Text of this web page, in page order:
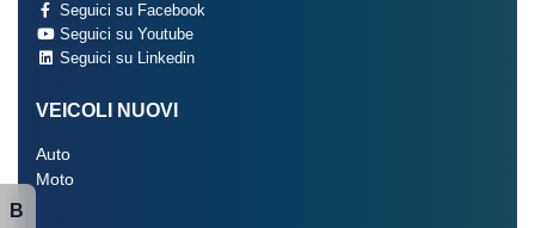
Seguici su Facebook
Seguici su Youtube
Seguici su Linkedin
VEICOLI NUOVI
Auto
Moto
B